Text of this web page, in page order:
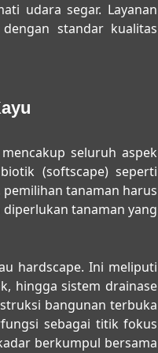
udara segar. Layanan
standar kualitas
mencakup seluruh aspek
(softscape) seperti
tanaman harus
tanaman yang
hardscape. Ini meliputi
hingga sistem drainase
bangunan terbuka
sebagai titik fokus
berkumpul bersama